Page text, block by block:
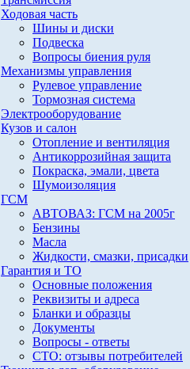
Ходовая часть
Шины и диски
Подвеска
Вопросы биения руля
Механизмы управления
Рулевое управление
Тормозная система
Электрооборудование
Кузов и салон
Отопление и вентиляция
Антикоррозийная защита
Покраска, эмали, цвета
Шумоизоляция
ГСМ
АВТОВАЗ: ГСМ на 2005г
Бензины
Масла
Жидкости, смазки, присадки
Гарантия и ТО
Основные положения
Реквизиты и адреса
Бланки и образцы
Документы
Вопросы - ответы
СТО: отзывы потребителей